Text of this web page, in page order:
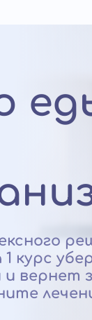
курс
вернет